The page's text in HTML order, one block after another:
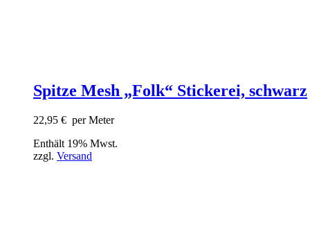
Spitze Mesh „Folk“ Stickerei, schwarz
22,95 € per Meter
Enthält 19% Mwst.
zzgl. Versand